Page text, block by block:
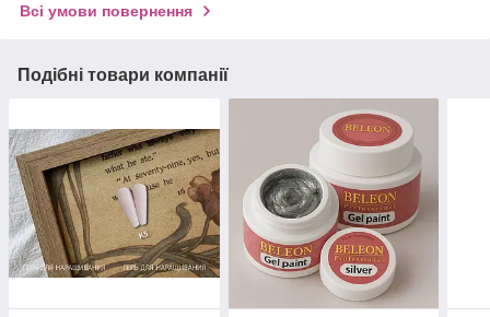
Всі умови повернення
Подібні товари компанії